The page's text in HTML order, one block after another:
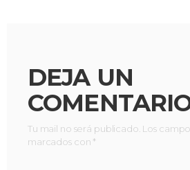
DEJA UN
Tu mail no será publicado. Los
marcados con *